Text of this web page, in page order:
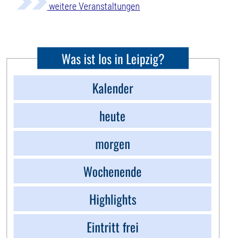
weitere Veranstaltungen
Was ist los in Leipzig?
Kalender
heute
morgen
Wochenende
Highlights
Eintritt frei